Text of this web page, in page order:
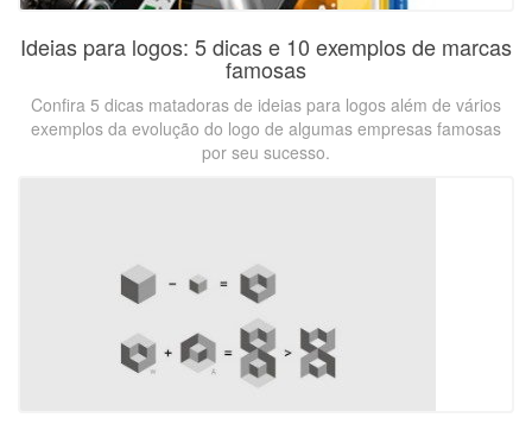
Ideias para logos: 5 dicas e 10 exemplos de marcas
famosas
Confira 5 dicas matadoras de ideias para logos além de vários
exemplos da evolução do logo de algumas empresas famosas
por seu sucesso.